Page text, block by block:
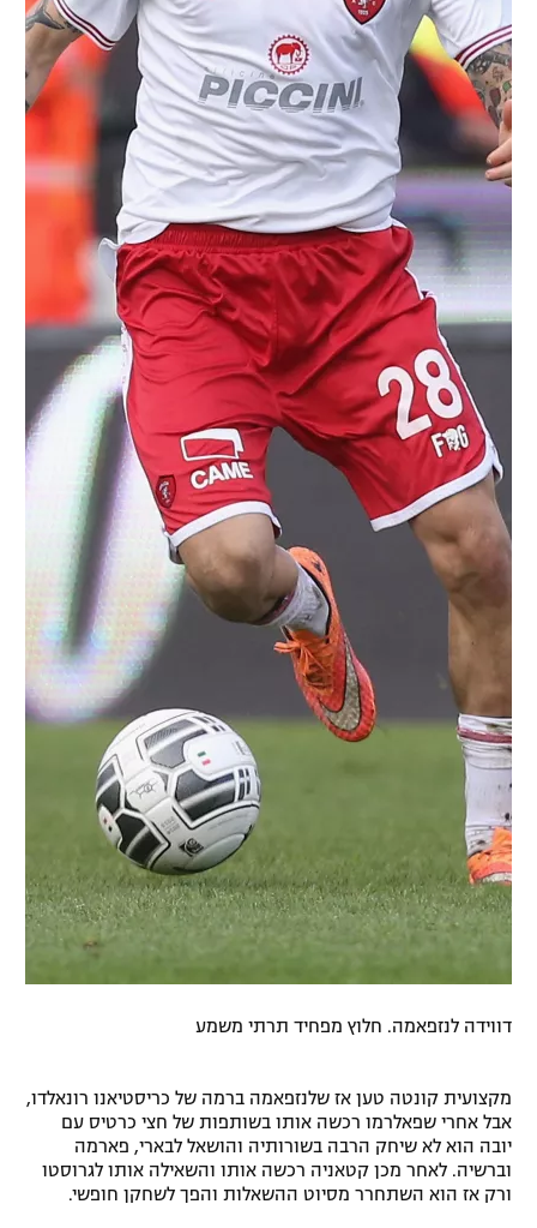
דווידה לנזפאמה. חלוץ מפחיד תרתי משמע
מקצועית קונטה טען אז שלנזפאמה ברמה של כריסטיאנו רונאלדו,
אבל אחרי שפאלרמו רכשה אותו בשותפות של חצי כרטיס עם
יובה הוא לא שיחק הרבה בשורותיה והושאל לבארי, פארמה
וברשיה. לאחר מכן קטאניה רכשה אותו והשאילה אותו לגרוסטו
ורק אז הוא השתחרר מסיוט ההשאלות והפך לשחקן חופשי.